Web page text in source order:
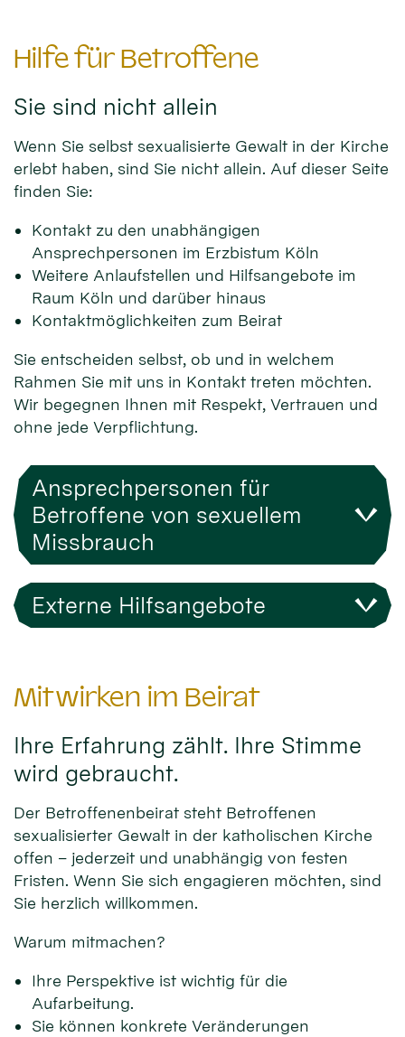
Hilfe für Betroffene
Sie sind nicht allein
Wenn Sie selbst sexualisierte Gewalt in der Kirche
erlebt haben, sind Sie nicht allein. Auf dieser Seite
finden Sie:
Kontakt zu den unabhängigen
Ansprechpersonen im Erzbistum Köln
Weitere Anlaufstellen und Hilfsangebote im
Raum Köln und darüber hinaus
Kontaktmöglichkeiten zum Beirat
Sie entscheiden selbst, ob und in welchem
Rahmen Sie mit uns in Kontakt treten möchten.
Wir begegnen Ihnen mit Respekt, Vertrauen und
ohne jede Verpflichtung.
Ansprechpersonen für
Betroffene von sexuellem
Missbrauch
Externe Hilfsangebote
Mitwirken im Beirat
Ihre Erfahrung zählt. Ihre Stimme
wird gebraucht.
Der Betroffenenbeirat steht Betroffenen
sexualisierter Gewalt in der katholischen Kirche
offen – jederzeit und unabhängig von festen
Fristen. Wenn Sie sich engagieren möchten, sind
Sie herzlich willkommen.
Warum mitmachen?
Ihre Perspektive ist wichtig für die
Aufarbeitung.
Sie können konkrete Veränderungen